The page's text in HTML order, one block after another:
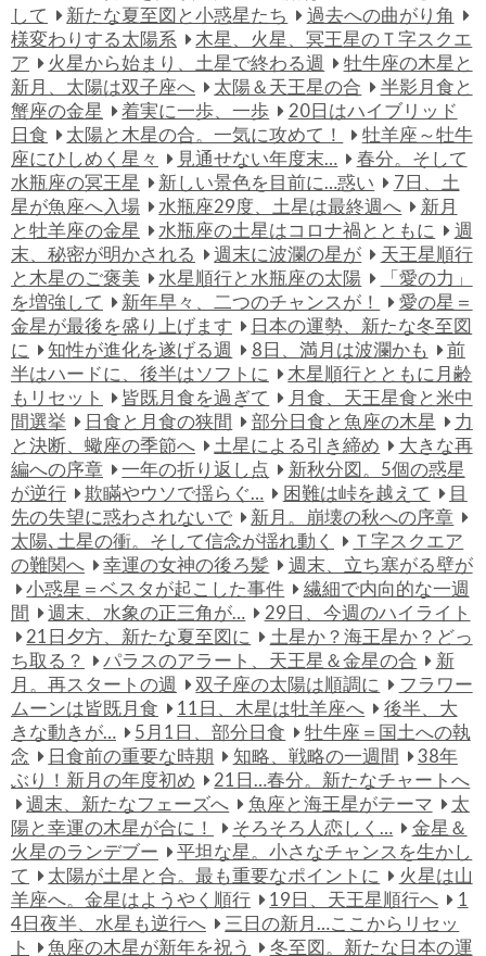
して
新たな夏至図と小惑星たち
過去への曲がり角
様変わりする太陽系
木星、火星、冥王星のＴ字スクエ
ア
火星から始まり、土星で終わる週
牡牛座の木星と
新月、太陽は双子座へ
太陽＆天王星の合
半影月食と
蟹座の金星
着実に一歩、一歩
20日はハイブリッド
日食
太陽と木星の合。一気に攻めて！
牡羊座～牡牛
座にひしめく星々
見通せない年度末…
春分。そして
水瓶座の冥王星
新しい景色を目前に…惑い
7日、土
星が魚座へ入場
水瓶座29度、土星は最終週へ
新月
と牡羊座の金星
水瓶座の土星はコロナ禍とともに
週
末、秘密が明かされる
週末に波瀾の星が
天王星順行
と木星のご褒美
水星順行と水瓶座の太陽
「愛の力」
を増強して
新年早々、二つのチャンスが！
愛の星＝
金星が最後を盛り上げます
日本の運勢、新たな冬至図
に
知性が進化を遂げる週 8日、満月は波瀾かも
前
半はハードに、後半はソフトに
木星順行とともに月齢
もリセット
皆既月食を過ぎて
月食、天王星食と米中
間選挙
日食と月食の狭間 部分日食と魚座の木星
力
と決断、蠍座の季節へ
土星による引き締め
大きな再
編への序章
一年の折り返し点
新秋分図。5個の惑星
が逆行
欺瞞やウソで揺らぐ… 困難は峠を越えて
目
先の失望に惑わされないで
新月。崩壊の秋への序章
太陽､土星の衝。そして信念が揺れ動く
Ｔ字スクエア
の難関へ
幸運の女神の後ろ髪
週末、立ち塞がる壁が
小惑星＝ベスタが起こした事件
繊細で内向的な一週
間
週末、水象の正三角が…
29日、今週のハイライト
21日夕方、新たな夏至図に
土星か？海王星か？どっ
ち取る？
パラスのアラート、天王星＆金星の合
新
月。再スタートの週
双子座の太陽は順調に
フラワー
ムーンは皆既月食
11日、木星は牡羊座へ
後半、大
きな動きが…
5月1日、部分日食
牡牛座＝国土への執
念
日食前の重要な時期 知略、戦略の一週間
38年
ぶり！新月の年度初め
21日…春分。新たなチャートへ
週末、新たなフェーズへ
魚座と海王星がテーマ
太
陽と幸運の木星が合に！
そろそろ人恋しく…
金星＆
火星のランデブー
平坦な星。小さなチャンスを生かし
て
太陽が土星と合。最も重要なポイントに
火星は山
羊座へ。金星はようやく順行
19日、天王星順行へ
1
4日夜半、水星も逆行へ
三日の新月…ここからリセッ
ト
魚座の木星が新年を祝う
冬至図。新たな日本の運